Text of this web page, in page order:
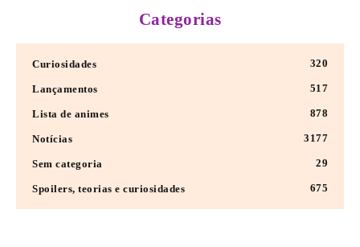
Categorias
Curiosidades 320
Lançamentos 517
Lista de animes 878
Notícias 3177
Sem categoria 29
Spoilers, teorias e curiosidades 675